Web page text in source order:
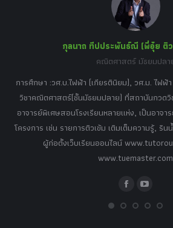
window
กุลนาถ ทีปประพันธ์ณี (พี่อุ๋ย ติว
คณิตศาสตร์ มัธยมปลา
การศึกษา :วศ.บ.ไฟฟ้า (เกียรตินิยม), วศ.ม. ไฟ
วิชาคณิตศาสตร์(ชั้นมัธยมปลาย) ที่สถาบันกวดวิ
อาจารย์พิเศษสอนโรงเรียนหลายแห่ง, เป็นอาจ
โครงการ เช่น รายการติวเข้ม เติมเต็มความรู้, ริ
ผู้ก่อตั้งเว็บเรียนออนไลน์
www.tuemaster.com
FacebookYouTube